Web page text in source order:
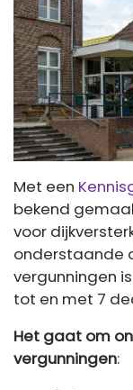
Met een
bekend
voor
onderstaande
vergunningen
tot en met 7
Het gaat om
vergunningen: